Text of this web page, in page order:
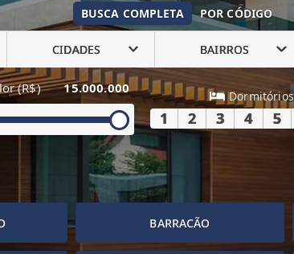
BUSCA COMPLETA POR CÓDIGO
CIDADES BAIRROS
(R$) 15.000.000 Dormitórios
1 2 3 4 5
BARRACÃO